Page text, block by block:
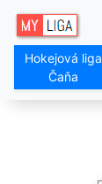
Hokejová liga
Čaňa